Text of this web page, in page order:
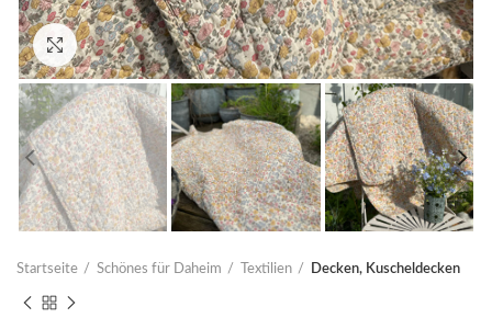
Click to enlarge
Startseite Schönes für Daheim Textilien Decken, Kuscheldecken